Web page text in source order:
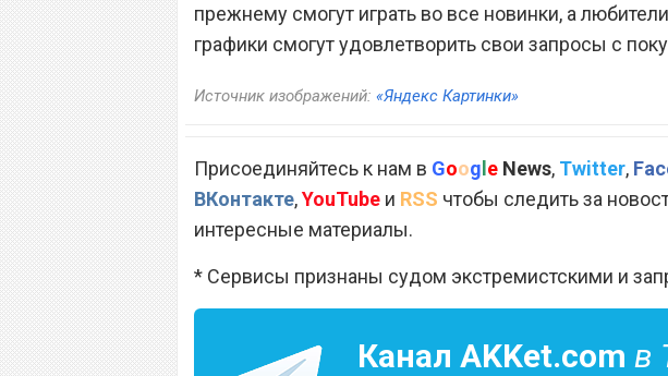
прежнему смогут играть во все новинки, а
графики смогут удовлетворить свои запросы с
Источник изображений: «Яндекс Картинки»
Присоединяйтесь к нам в Goog e News, Twitter,
ВКонтакте,YouTube и RSS чтобы следить за
интересные материалы.
* Сервисы признаны судом экстремистскими и
Канал AKKet.com в